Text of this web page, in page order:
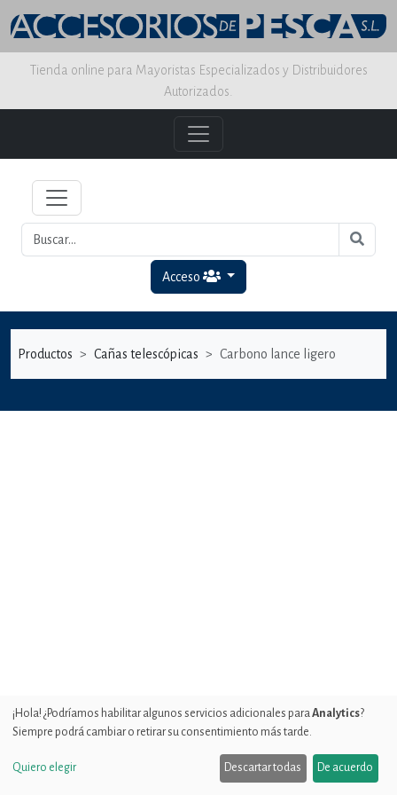
Tienda online para Mayoristas Especializados y Distribuidores
Autorizados.
Acceso
Productos Cañas telescópicas Carbono lance ligero
¡Hola! ¿Podríamos habilitar algunos servicios adicionales paraAnalytics?
Siempre podrá cambiar o retirar su consentimiento más tarde.
Quiero elegir Descartar todas De acuerdo